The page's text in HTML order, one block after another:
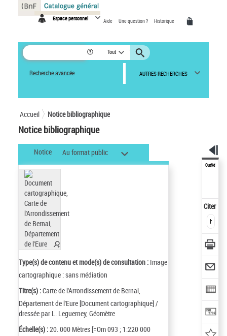
Espace personnel Aide Une question ? Historique
Tout
Recherche avancée AUTRES RECHERCHES
Accueil Notice bibliographique
Notice bibliographique
Notice Au format public
Type(s) de contenu et mode(s) de consultation : Image
cartographique : sans médiation
Titre(s) :Carte de l'Arrondissement de Bernai,
Département de l'Eure [Document cartographique] /
dressée par L. Leguerney, Géomètre
Échelle(s) :20. 000 Mètres [=Om 093 ; 1:220 000
Outils
Citer
Panneau de gestion des cookies